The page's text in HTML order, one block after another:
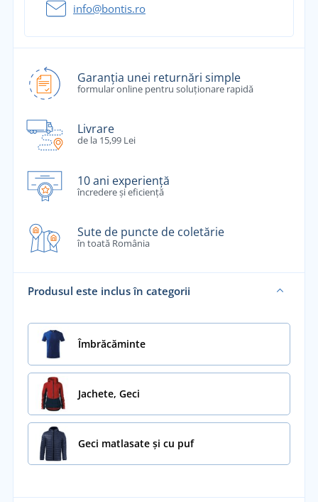
info@bontis.ro
Garanția unei returnări simple
formular online pentru soluționare rapidă
Livrare
de la 15,99 Lei
10 ani experiență
încredere și eficiență
Sute de puncte de coletărie
în toată România
Produsul este inclus în categorii
Îmbrăcăminte
Jachete, Geci
Geci matlasate și cu puf